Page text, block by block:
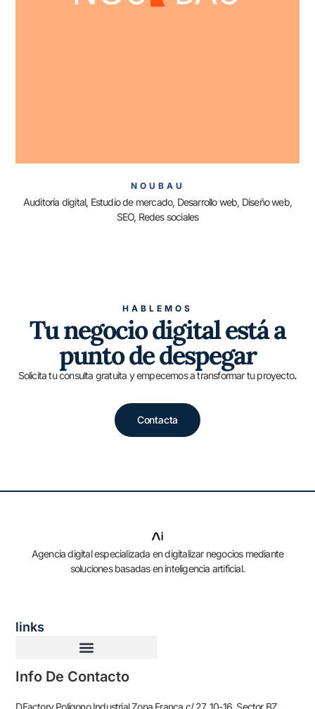
NOUBAU
Auditoría digital, Estudio de mercado, Desarrollo web, Diseño web,
SEO, Redes sociales
HABLEMOS
Tu negocio digital está a
punto de despegar
Solicita tu consulta gratuita y empecemos a transformar tu proyecto.
Contacta
Agencia digital especializada en digitalizar negocios mediante
soluciones basadas en inteligencia artificial.
links
Info De Contacto
DFactory Polígono Industrial Zona Franca c/ 27, 10-16, Sector BZ,